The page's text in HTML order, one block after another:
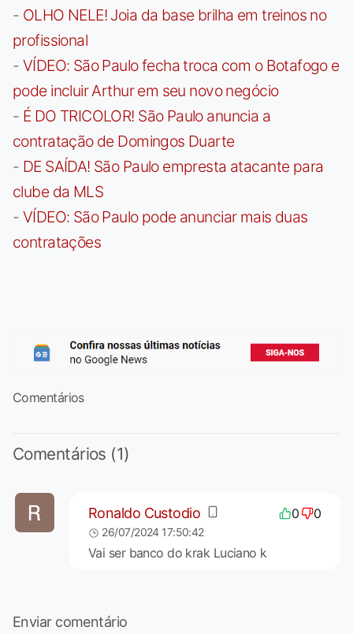
- OLHO NELE! Joia da base brilha em treinos no
profissional
- VÍDEO: São Paulo fecha troca com o Botafogo e
pode incluir Arthur em seu novo negócio
- É DO TRICOLOR! São Paulo anuncia a
contratação de Domingos Duarte
- DE SAÍDA! São Paulo empresta atacante para
clube da MLS
- VÍDEO: São Paulo pode anunciar mais duas
contratações
Comentários
Comentários (1)
Ronaldo Custodio 0 0
26/07/2024 17:50:42
Vai ser banco do krak Luciano k
Enviar comentário